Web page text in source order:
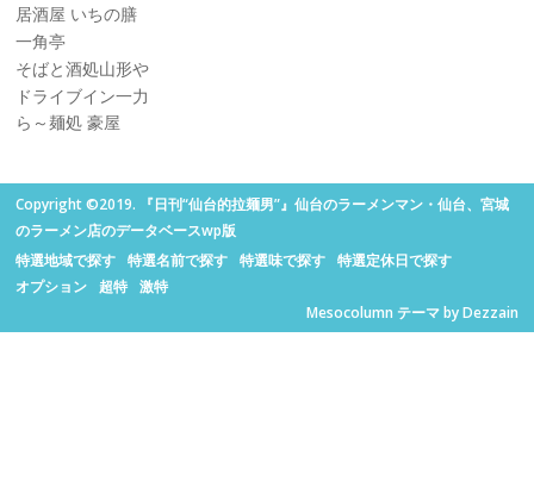
居酒屋 いちの膳
一角亭
そばと酒処山形や
ドライブイン一力
ら～麺処 豪屋
Copyright ©2019. 『日刊“仙台的拉麺男”』仙台のラーメンマン・仙台、宮城
のラーメン店のデータベースwp版
特選地域で探す
特選名前で探す 特選味で探す
特選定休日で探す
オプション
超特 激特
Mesocolumn テーマ by Dezzain